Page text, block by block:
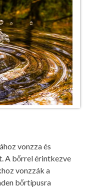
vonzza és
A bőrrel érintkezve
vonzzák a
bőrtípusra